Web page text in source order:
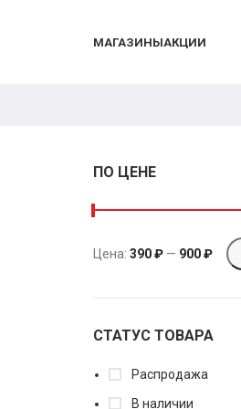
МАГАЗИНЫАКЦИИ
ПО ЦЕНЕ
Цена: 390 ₽ — 900 ₽
СТАТУС ТОВАРА
Распродажа
В наличии